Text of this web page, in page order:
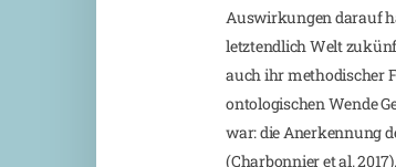
Auswirkungen darauf
letztendlich Welt
auch ihr methodischer
ontologischen Wende
war: die Anerkennung
(Charbonnier et al.